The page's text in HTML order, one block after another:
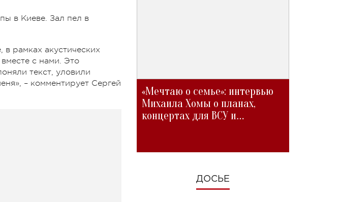
в Киеве. Зал пел в
рамках акустических
с нами. Это
текст, уловили
– комментирует Сергей
«Мечтаю о семье»: интервью
Михаила Хомы о планах,
концертах для ВСУ и
ДОСЬЕ